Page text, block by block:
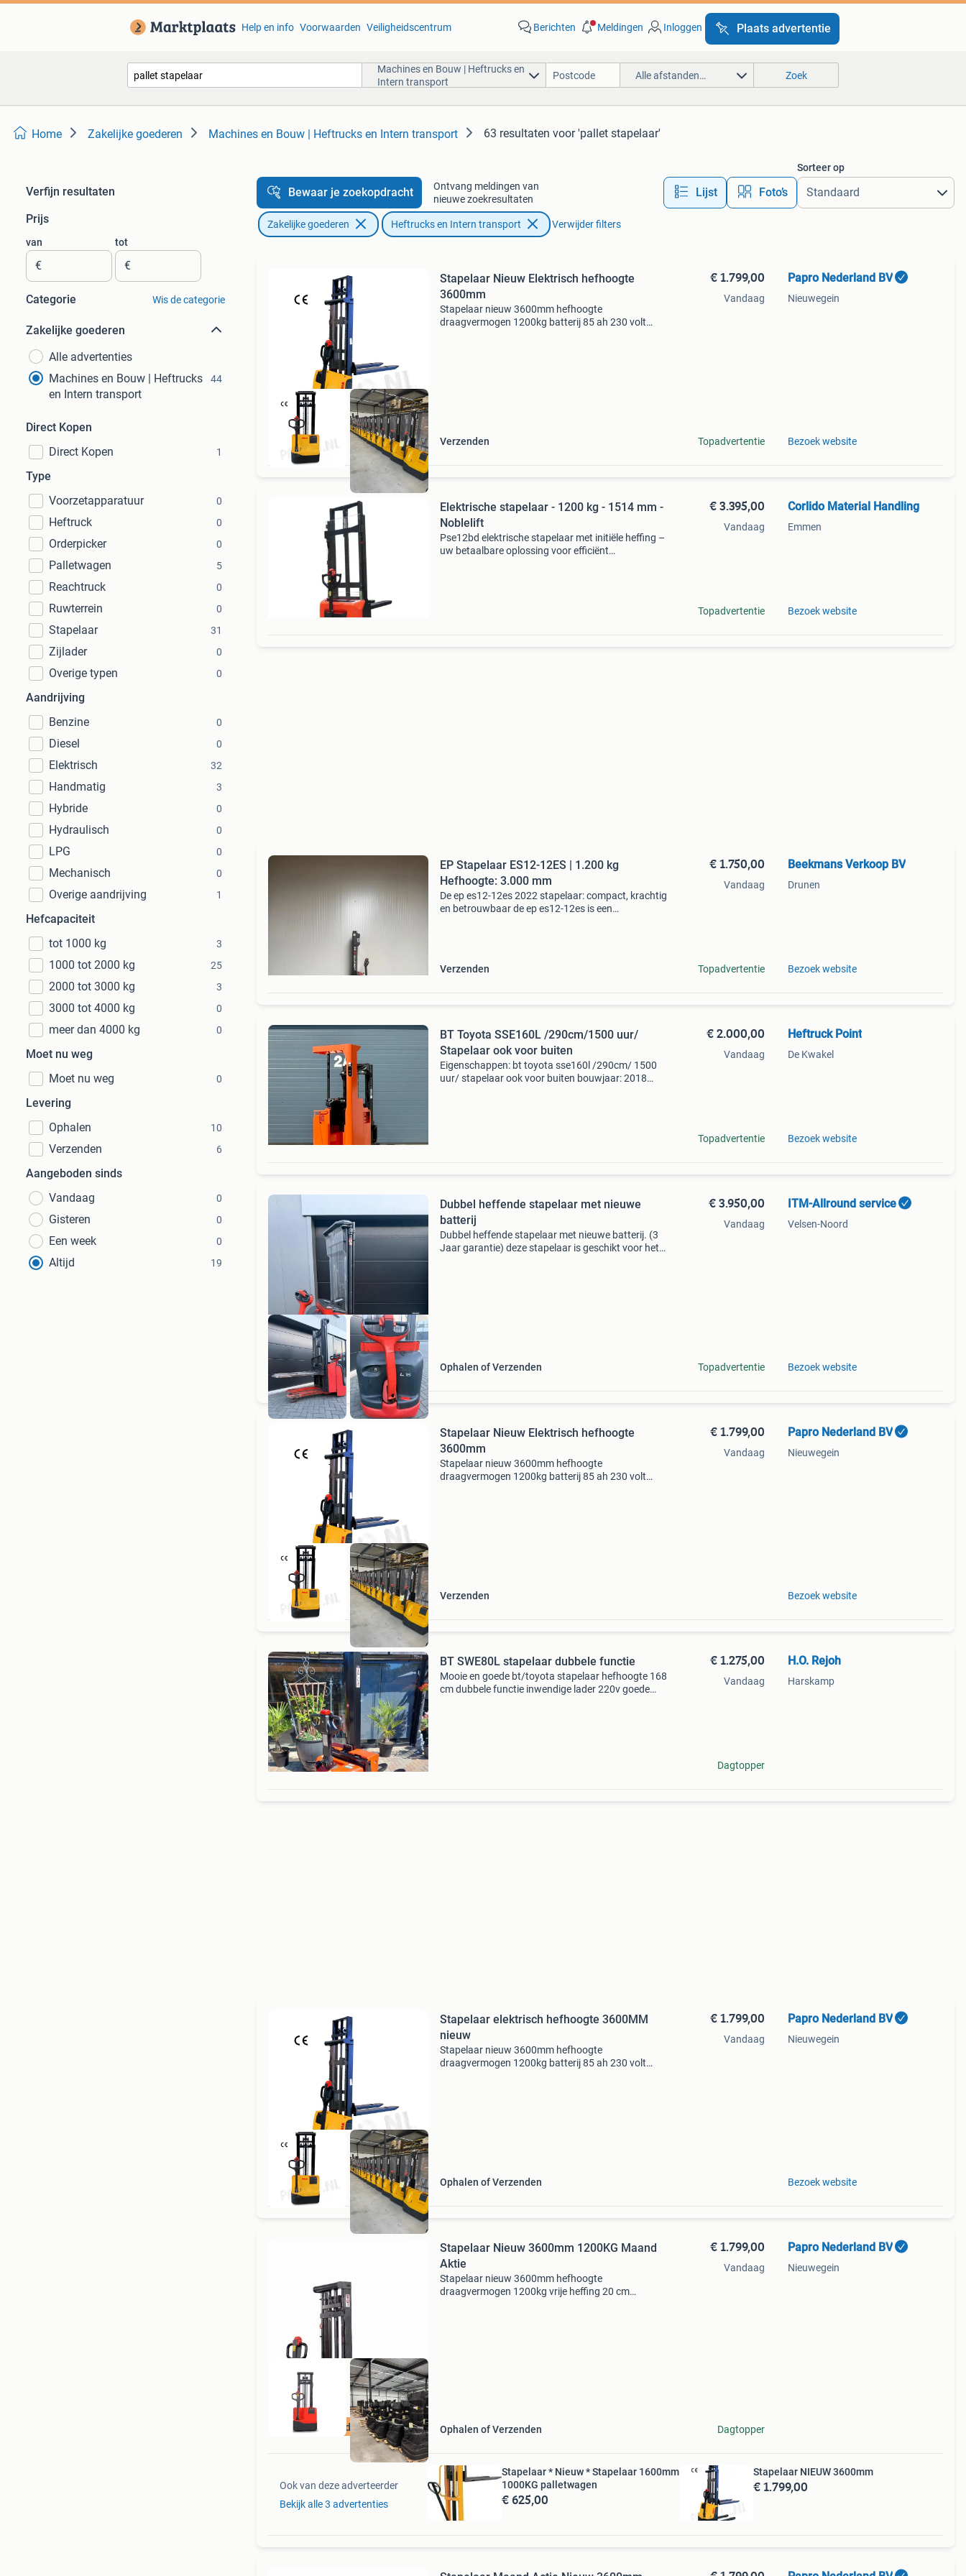
Help en info Voorwaarden Veiligheidscentrum Berichten Meldingen Inloggen Plaats advertentie
Machines en Bouw | Heftrucks en
Intern transport
Alle afstanden… Zoek
Home Zakelijke goederen Machines en Bouw | Heftrucks en Intern transport 63 resultaten voor 'pallet stapelaar'
Verfijn resultaten
Prijs
van
€
tot
€
Categorie Wis de categorie
Zakelijke goederen
Alle advertenties
Machines en Bouw | Heftrucks
en Intern transport
44
Direct Kopen
Direct Kopen
1
Type
Voorzetapparatuur
0
Heftruck 0
Orderpicker 0
Palletwagen 5
Reachtruck 0
Ruwterrein 0
Stapelaar 31
Zijlader 0
Overige typen 0
Aandrijving
Benzine
0
Diesel 0
Elektrisch 32
Handmatig 3
Hybride 0
Hydraulisch 0
LPG 0
Mechanisch 0
Overige aandrijving 1
Hefcapaciteit
tot 1000 kg
3
1000 tot 2000 kg 25
2000 tot 3000 kg 3
3000 tot 4000 kg 0
meer dan 4000 kg 0
Moet nu weg
Moet nu weg
0
Levering
Ophalen
10
Verzenden 6
Aangeboden sinds
Vandaag
0
Gisteren 0
Een week 0
Altijd 19
Bewaar je zoekopdracht
Ontvang meldingen van
nieuwe zoekresultaten
Lijst Foto’s
Sorteer op
Zakelijke goederen Heftrucks en Intern transport Verwijder filters
Stapelaar Nieuw Elektrisch hefhoogte
3600mm
Stapelaar nieuw 3600mm hefhoogte
draagvermogen 1200kg batterij 85 ah 230 volt
Verzenden
€ 1.799,00
Vandaag
Topadvertentie
Papro Nederland BV
Nieuwegein
Bezoek website
Elektrische stapelaar - 1200 kg - 1514 mm -
Noblelift
Pse12bd elektrische stapelaar met initiële heffing –
uw betaalbare oplossing voor efficiënt
€ 3.395,00
Vandaag
Topadvertentie
Corlido Material Handling
Emmen
Bezoek website
EP Stapelaar ES12-12ES | 1.200 kg
Hefhoogte: 3.000 mm
De ep es12-12es 2022 stapelaar: compact, krachtig
en betrouwbaar de ep es12-12es is een
Verzenden
€ 1.750,00
Vandaag
Topadvertentie
Beekmans Verkoop BV
Drunen
Bezoek website
BT Toyota SSE160L /290cm/1500 uur/
Stapelaar ook voor buiten
Eigenschappen: bt toyota sse160l /290cm/ 1500
uur/ stapelaar ook voor buiten bouwjaar: 2018
€ 2.000,00
Vandaag
Topadvertentie
Heftruck Point
De Kwakel
Bezoek website
Dubbel heffende stapelaar met nieuwe
batterij
Dubbel heffende stapelaar met nieuwe batterij. (3
Jaar garantie) deze stapelaar is geschikt voor het
Ophalen of Verzenden
€ 3.950,00
Vandaag
Topadvertentie
ITM-Allround service
Velsen-Noord
Bezoek website
Stapelaar Nieuw Elektrisch hefhoogte
3600mm
Stapelaar nieuw 3600mm hefhoogte
draagvermogen 1200kg batterij 85 ah 230 volt
Verzenden
€ 1.799,00
Vandaag
Papro Nederland BV
Nieuwegein
Bezoek website
BT SWE80L stapelaar dubbele functie
Mooie en goede bt/toyota stapelaar hefhoogte 168
cm dubbele functie inwendige lader 220v goede
€ 1.275,00
Vandaag
Dagtopper
H.O. Rejoh
Harskamp
Stapelaar elektrisch hefhoogte 3600MM
nieuw
Stapelaar nieuw 3600mm hefhoogte
draagvermogen 1200kg batterij 85 ah 230 volt
Ophalen of Verzenden
€ 1.799,00
Vandaag
Papro Nederland BV
Nieuwegein
Bezoek website
Maand Aktie
Stapelaar Nieuw 3600mm 1200KG Maand
Aktie
Stapelaar nieuw 3600mm hefhoogte
draagvermogen 1200kg vrije heffing 20 cm
Ophalen of Verzenden
€ 1.799,00
Vandaag
Dagtopper
Papro Nederland BV
Nieuwegein
Ook van deze adverteerder
Bekijk alle 3 advertenties
Stapelaar * Nieuw * Stapelaar 1600mm
1000KG palletwagen
€ 625,00
Stapelaar NIEUW 3600mm
€ 1.799,00